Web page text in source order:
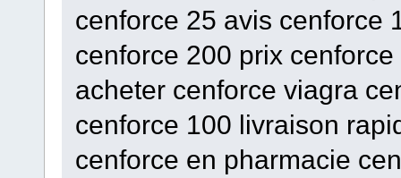
cenforce 25 avis cenforce
cenforce 200 prix
acheter cenforce viagra
cenforce 100 livraison
cenforce en pharmacie